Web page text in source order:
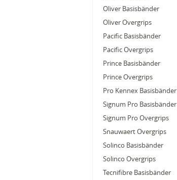
Oliver Basisbänder
Oliver Overgrips
Pacific Basisbänder
Pacific Overgrips
Prince Basisbänder
Prince Overgrips
Pro Kennex Basisbänder
Signum Pro Basisbänder
Signum Pro Overgrips
Snauwaert Overgrips
Solinco Basisbänder
Solinco Overgrips
Tecnifibre Basisbänder